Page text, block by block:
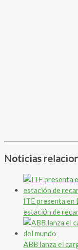
Noticias
ITE presenta en
estación de
ABB lanza el